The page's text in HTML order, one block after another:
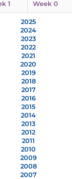
1 Week 0
2025
2024
2023
2022
2021
2020
2019
2018
2017
2016
2015
2014
2013
2012
2011
2010
2009
2008
2007